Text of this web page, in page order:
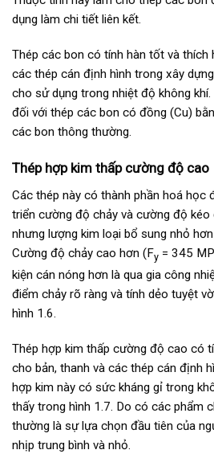
dụng làm chi tiết liên kết.
Thép các bon có tính hàn tốt và thích
các thép cán định hình trong xây
cho sử dụng trong nhiệt độ không
đối với thép các bon có đồng (Cu)
các bon thông thường.
Thép hợp kim thấp cường độ cao
Các thép này có thành phần hoá học
triển cường độ chảy và cường độ
nhưng lượng kim loại bổ sung nhỏ
Cường độ chảy cao hơn (Fy = 345
kiện cán nóng hơn là qua gia công
điểm chảy rõ ràng và tính dẻo tuyệt
hình 1.6.
Thép hợp kim thấp cường độ cao có
cho bản, thanh và các thép cán định
hợp kim này có sức kháng gỉ trong
thấy trong hình 1.7. Do có các phẩm
thường là sự lựa chọn đầu tiên của
nhịp trung bình và nhỏ.